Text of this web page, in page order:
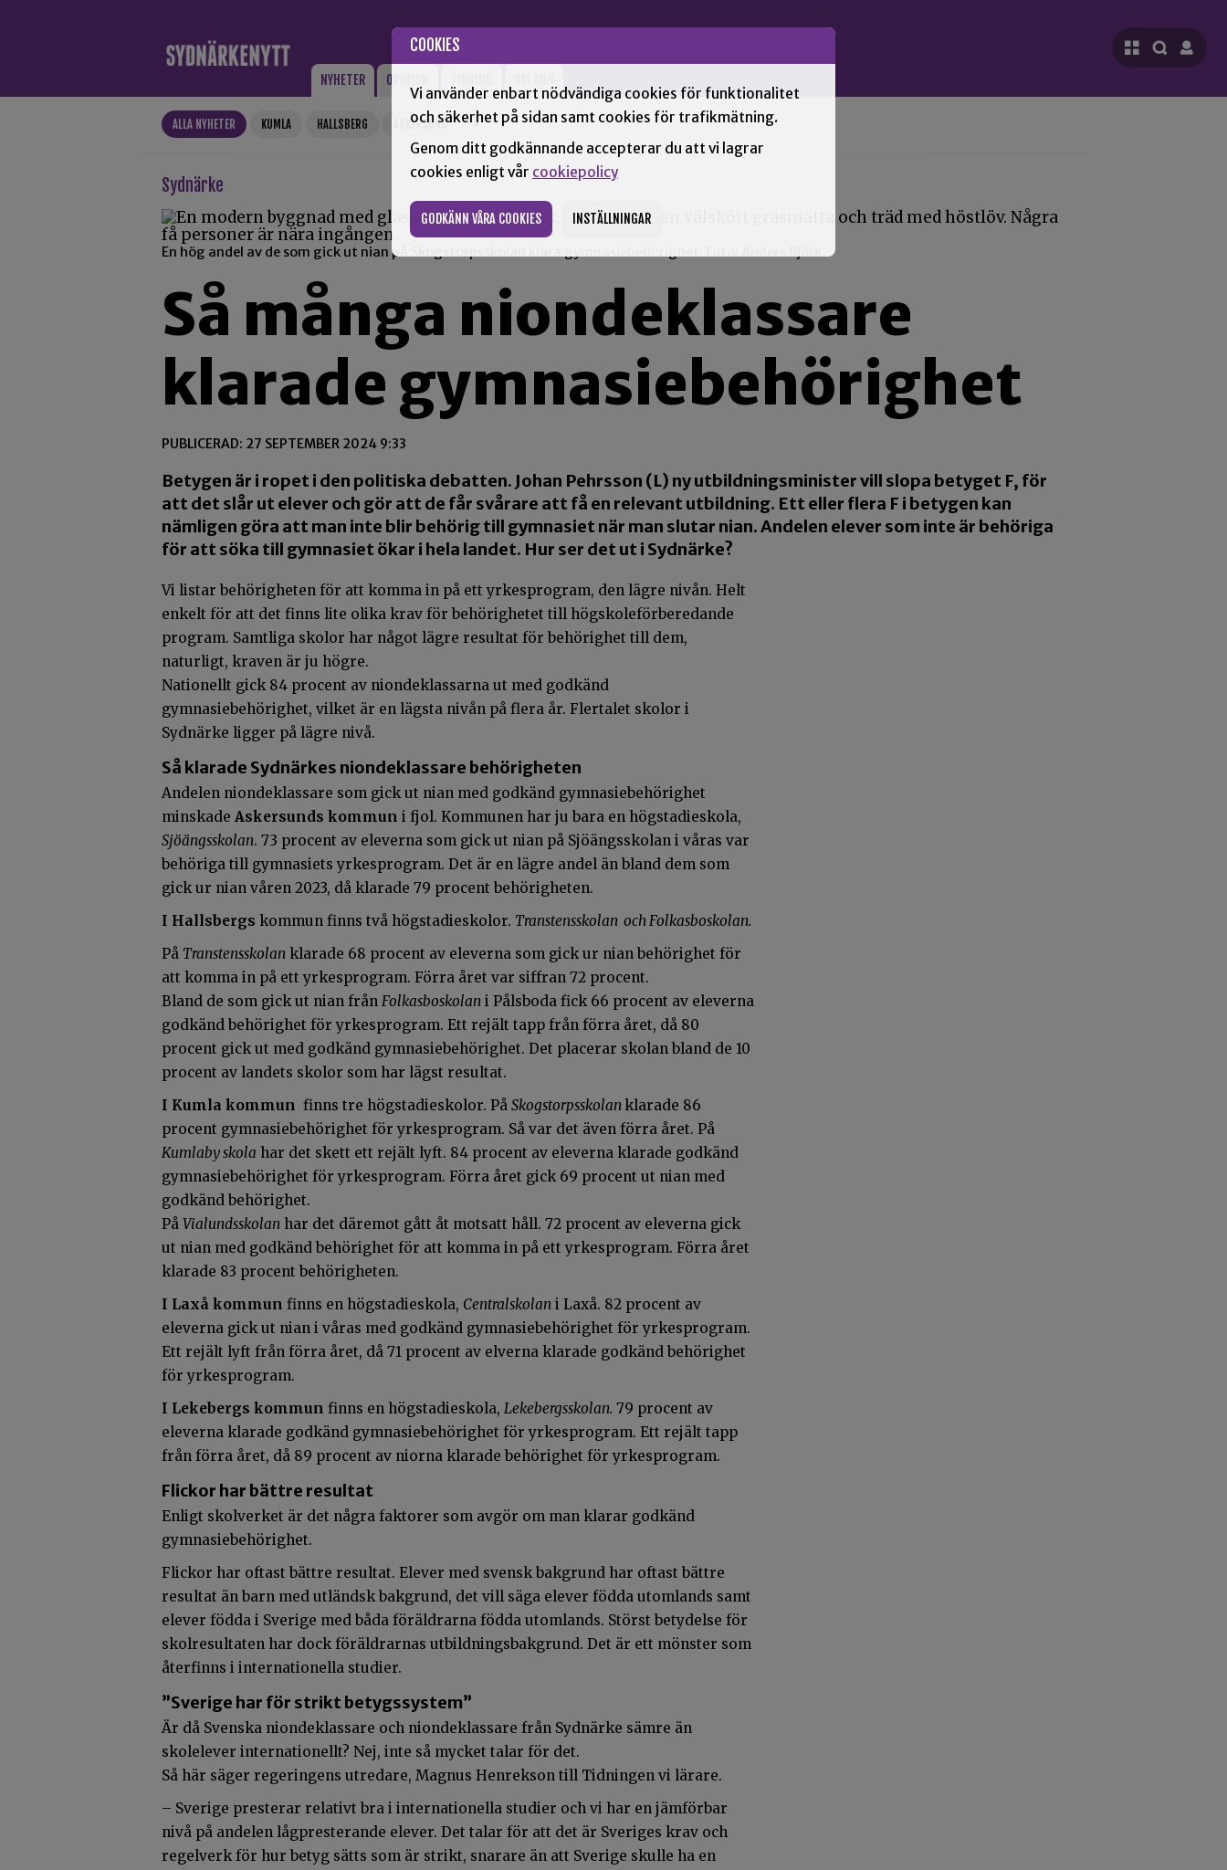
COOKIES
Vi använder enbart nödvändiga cookies för funktionalitet
och säkerhet på sidan samt cookies för trafikmätning.
Genom ditt godkännande accepterar du att vi lagrar
cookies enligt vår cookiepolicy
GODKÄNN VÅRA COOKIES INSTÄLLNINGAR
NYHETER OPINION
ALLA NYHETER KUMLA HALLSBERG ASKERSUND +
Sydnärke
En hög andel av de som gick ut nian på Skogstorpsskolan klara gymnasiebehörighet. Foto: Anders Björk.
Så många niondeklassare
klarade gymnasiebehörighet
PUBLICERAD: 27 SEPTEMBER 2024 9:33
Betygen är i ropet i den politiska debatten. Johan Pehrsson (L) ny utbildningsminister vill slopa betyget F, för
att det slår ut elever och gör att de får svårare att få en relevant utbildning. Ett eller flera F i betygen kan
nämligen göra att man inte blir behörig till gymnasiet när man slutar nian. Andelen elever som inte är behöriga
för att söka till gymnasiet ökar i hela landet. Hur ser det ut i Sydnärke?
Vi listar behörigheten för att komma in på ett yrkesprogram, den lägre nivån. Helt
enkelt för att det finns lite olika krav för behörighetet till högskoleförberedande
program. Samtliga skolor har något lägre resultat för behörighet till dem,
naturligt, kraven är ju högre.
Nationellt gick 84 procent av niondeklassarna ut med godkänd
gymnasiebehörighet, vilket är en lägsta nivån på flera år. Flertalet skolor i
Sydnärke ligger på lägre nivå.
Så klarade Sydnärkes niondeklassare behörigheten
Andelen niondeklassare som gick ut nian med godkänd gymnasiebehörighet
minskade Askersunds kommun i fjol. Kommunen har ju bara en högstadieskola,
Sjöängsskolan. 73 procent av eleverna som gick ut nian på Sjöängsskolan i våras var
behöriga till gymnasiets yrkesprogram. Det är en lägre andel än bland dem som
gick ur nian våren 2023, då klarade 79 procent behörigheten.
I Hallsbergs kommun finns två högstadieskolor. Transtensskolan och Folkasboskolan.
På Transtensskolan klarade 68 procent av eleverna som gick ur nian behörighet för
att komma in på ett yrkesprogram. Förra året var siffran 72 procent.
Bland de som gick ut nian från Folkasboskolan i Pålsboda fick 66 procent av eleverna
godkänd behörighet för yrkesprogram. Ett rejält tapp från förra året, då 80
procent gick ut med godkänd gymnasiebehörighet. Det placerar skolan bland de 10
procent av landets skolor som har lägst resultat.
I Kumla kommun finns tre högstadieskolor. På Skogstorpsskolan klarade 86
procent gymnasiebehörighet för yrkesprogram. Så var det även förra året. På
Kumlaby skola har det skett ett rejält lyft. 84 procent av eleverna klarade godkänd
gymnasiebehörighet för yrkesprogram. Förra året gick 69 procent ut nian med
godkänd behörighet.
På Vialundsskolan har det däremot gått åt motsatt håll. 72 procent av eleverna gick
ut nian med godkänd behörighet för att komma in på ett yrkesprogram. Förra året
klarade 83 procent behörigheten.
I Laxå kommun finns en högstadieskola, Centralskolan i Laxå. 82 procent av
eleverna gick ut nian i våras med godkänd gymnasiebehörighet för yrkesprogram.
Ett rejält lyft från förra året, då 71 procent av elverna klarade godkänd behörighet
för yrkesprogram.
I Lekebergs kommun finns en högstadieskola, Lekebergsskolan. 79 procent av
eleverna klarade godkänd gymnasiebehörighet för yrkesprogram. Ett rejält tapp
från förra året, då 89 procent av niorna klarade behörighet för yrkesprogram.
Flickor har bättre resultat
Enligt skolverket är det några faktorer som avgör om man klarar godkänd
gymnasiebehörighet.
Flickor har oftast bättre resultat. Elever med svensk bakgrund har oftast bättre
resultat än barn med utländsk bakgrund, det vill säga elever födda utomlands samt
elever födda i Sverige med båda föräldrarna födda utomlands. Störst betydelse för
skolresultaten har dock föräldrarnas utbildningsbakgrund. Det är ett mönster som
återfinns i internationella studier.
”Sverige har för strikt betygssystem”
Är då Svenska niondeklassare och niondeklassare från Sydnärke sämre än
skolelever internationellt? Nej, inte så mycket talar för det.
Så här säger regeringens utredare, Magnus Henrekson till Tidningen vi lärare.
– Sverige presterar relativt bra i internationella studier och vi har en jämförbar
nivå på andelen lågpresterande elever. Det talar för att det är Sveriges krav och
regelverk för hur betyg sätts som är strikt, snarare än att Sverige skulle ha en